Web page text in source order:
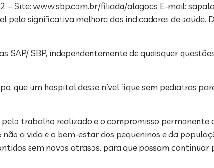
Site: www.sbp.com.br/filiada/alagoas E-mail:
pela significativa melhora dos indicadores de saúde.
SAP/ SBP, independentemente de quaisquer
que um hospital desse nível fique sem pediatras
trabalho realizado e o compromisso permanente
a vida e o bem-estar dos pequeninos e da
sem novos atrasos, para que possam